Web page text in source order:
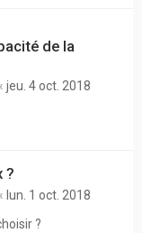
de la
jeu. 4 oct. 2018
?
lun. 1 oct. 2018
?